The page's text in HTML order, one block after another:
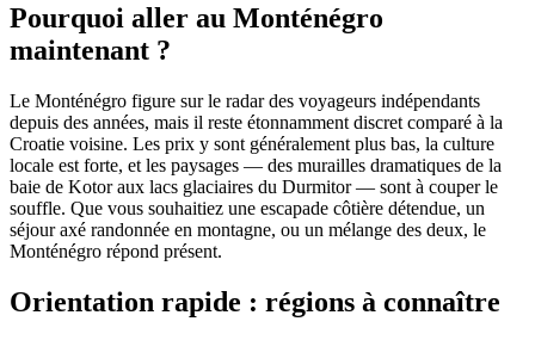
Pourquoi aller au Monténégro
maintenant ?
Le Monténégro figure sur le radar des voyageurs indépendants
depuis des années, mais il reste étonnamment discret comparé à la
Croatie voisine. Les prix y sont généralement plus bas, la culture
locale est forte, et les paysages — des murailles dramatiques de la
baie de Kotor aux lacs glaciaires du Durmitor — sont à couper le
souffle. Que vous souhaitiez une escapade côtière détendue, un
séjour axé randonnée en montagne, ou un mélange des deux, le
Monténégro répond présent.
Orientation rapide : régions à connaître